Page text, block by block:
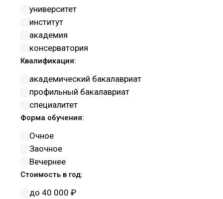
Информатика и вычислительная
техника
Информационная безопасность
Искусствознание
История и археология
Компьютерные и
информационные науки
Культуроведение и
социокультурные проекты
Математика и механика
Машиностроение
Музыкальное искусство
Нанотехнологии и
наноматериалы
университет
институт
академия
консерватория
Квалификация:
академический бакалавриат
профильный бакалавриат
специалитет
Форма обучения:
Очное
Заочное
Вечернее
Стоимость в год:
до 40 000 ₽